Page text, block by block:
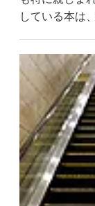
している本は
れるのは当然
なった本を手